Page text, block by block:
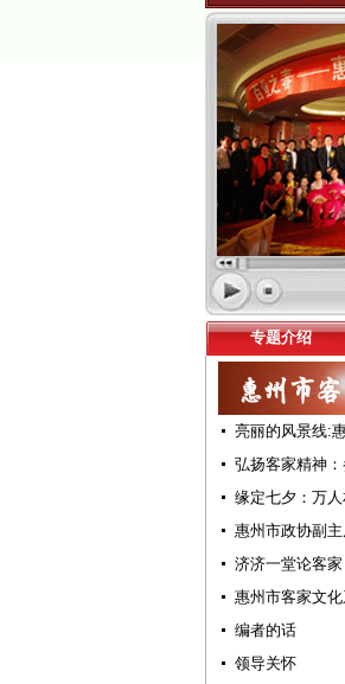
专题介绍
亮丽的风景线:
弘扬客家精神
缘定七夕：万
惠州市政协副
济济一堂论客
惠州市客家文
编者的话
领导关怀